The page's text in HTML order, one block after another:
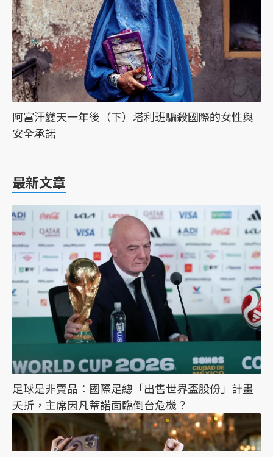
阿富汗變天一年後（下）塔利班騙殺國際的女性與
安全承諾
最新文章
足球是非賣品：國際足總「出售世界盃股份」計畫
夭折，主席因凡蒂諾面臨倒台危機？